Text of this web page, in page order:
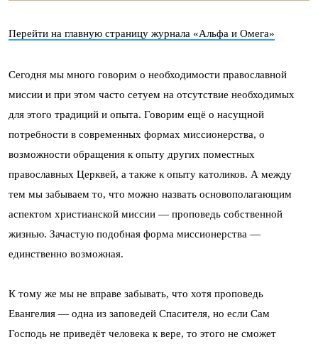
Перейти на главную страницу журнала «Альфа и Омега»
Сегодня мы много говорим о необходимости православной
миссии и при этом часто сетуем на отсутствие необходимых
для этого традиций и опыта. Говорим ещё о насущной
потребности в современных формах миссионерства, о
возможности обращения к опыту других поместных
православных Церквей, а также к опыту католиков. А между
тем мы забываем то, что можно назвать основополагающим
аспектом христианской миссии — проповедь собственной
жизнью. Зачастую подобная форма миссионерства —
единственно возможная.
К тому же мы не вправе забывать, что хотя проповедь
Евангелия — одна из заповедей Спасителя, но если Сам
Господь не приведёт человека к вере, то этого не сможет